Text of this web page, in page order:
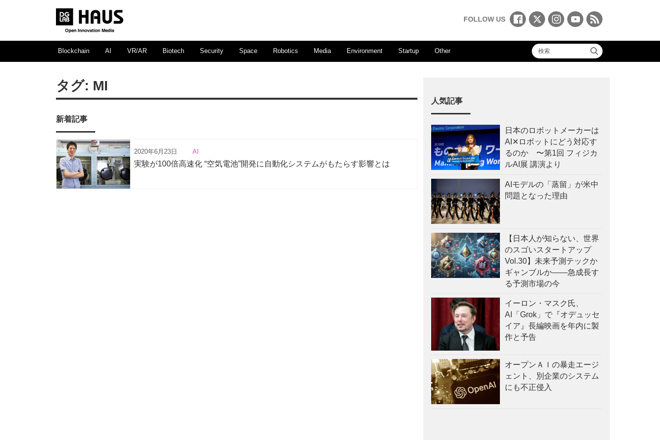
FOLLOW US
Blockchain AI VR/AR Biotech Security Space Robotics Media Environment Startup Other
タグ: MI
新着記事
2020年6月23日 AI
実験が100倍高速化 “空気電池”開発に自動化システムがもたらす影響とは
人気記事
日本のロボットメーカーは
AI✕ロボットにどう対応す
るのか 〜第1回 フィジカ
ルAI展 講演より
AIモデルの「蒸留」が米中
問題となった理由
【日本人が知らない、世界
のスゴいスタートアップ
Vol.30】未来予測テックか
ギャンブルか——急成長す
る予測市場の今
イーロン・マスク氏、
AI「Grok」で『オデュッセ
イア』長編映画を年内に製
作と予告
オープンＡＩの暴走エージ
ェント、別企業のシステム
にも不正侵入